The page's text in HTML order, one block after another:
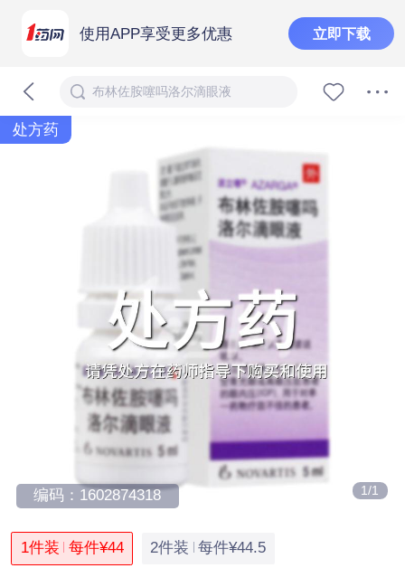
使用APP享受更多优惠 立即下载
布林佐胺噻吗洛尔滴眼液
处方药
1/1
编码：1602874318
1件装 每件¥44 2件装 每件¥44.5